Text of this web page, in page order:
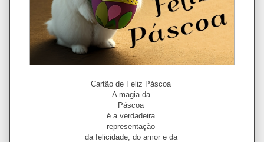
Cartão de Feliz Páscoa
A magia da
Páscoa
é a verdadeira
representação
da felicidade, do amor e da